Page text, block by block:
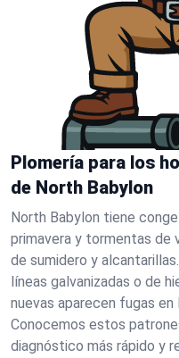
Plomería para los
de North Babylon
North Babylon tiene
primavera y tormentas de
de sumidero y
líneas galvanizadas o de
nuevas aparecen fugas
Conocemos estos
diagnóstico más rápido y